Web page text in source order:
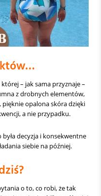
– jak sama przyznaje –
z drobnych elementów,
pięknie opalona skóra dzięki
a nie przypadku.
decyzja i konsekwentne
siebie na później.
o to, co robi, że tak